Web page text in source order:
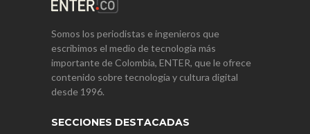
Somos los periodistas e ingenieros que
escribimos el medio de tecnología más
importante de Colombia, ENTER, que le ofrece
contenido sobre tecnología y cultura digital
desde 1996.
SECCIONES DESTACADAS